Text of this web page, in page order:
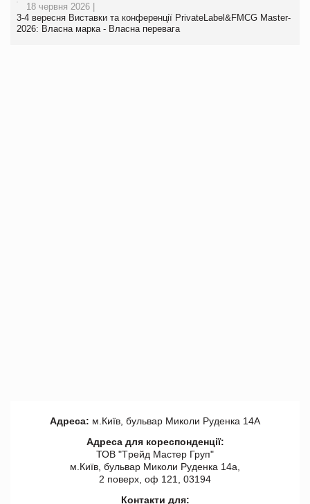
18 червня 2026 |
3-4 вересня Виставки та конференції PrivateLabel&FMCG Master-
2026: Власна марка - Власна перевага
Адреса: м.Київ, бульвар Миколи Руденка 14А
Адреса для кореспонденції:
ТОВ "Tрейд Мастер Груп"
м.Київ, бульвар Миколи Руденка 14а,
2 поверх, оф 121, 03194
Контакти для: